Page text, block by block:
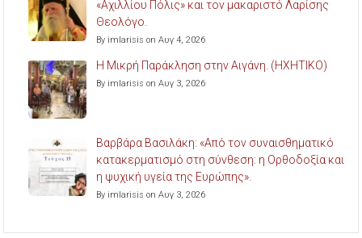
«Αχιλλίου Πόλις» και τον μακαριστό Λαρίσης
Θεολόγο.
By imlarisis on Αυγ 4, 2026
Η Μικρή Παράκληση στην Αιγάνη. (ΗΧΗΤΙΚΟ)
By imlarisis on Αυγ 3, 2026
Βαρβάρα Βασιλάκη: «Από τον συναισθηματικό
κατακερματισμό στη σύνθεση: η Ορθοδοξία και
η ψυχική υγεία της Ευρώπης».
By imlarisis on Αυγ 3, 2026